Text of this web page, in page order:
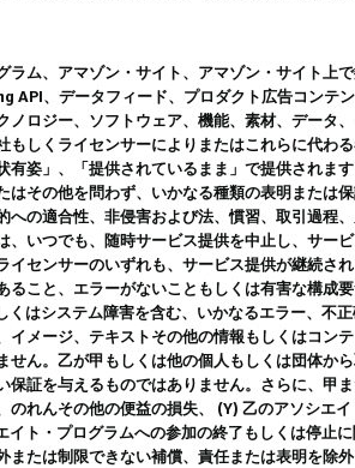
ラム、アマゾン・サイト、アマゾン・サイト上
、データフィード、プロダクト広告コンテ
ノロジー、ソフトウェア、機能、素材、データ
もしくライセンサーによりまたはこれらに代わ
有姿」、「提供されているまま」で提供されま
はその他を問わず、いかなる種類の表明または
への適合性、非侵害および法、慣習、取引過程
、いつでも、随時サービス提供を中止し、サー
イセンサーのいずれも、サービス提供が継続さ
ること、エラーがないこともしくは有害な構成
くはシステム障害を含む、いかなるエラー、不
イメージ、テキストその他の情報もしくはコン
せん。乙が甲もしくは他の個人もしくは団体か
保証を与えるものではありません。さらに、甲
のれんその他の便益の損失、 (Y) 乙のアソシエ
イト・プログラムへの参加の終了もしくは停止
または制限できない補償、責任または表明を除